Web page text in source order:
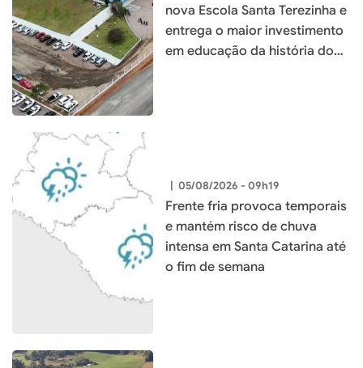
nova Escola Santa Terezinha e
entrega o maior investimento
em educação da história do
| 05/08/2026 - 09h19
Frente fria provoca temporais
e mantém risco de chuva
intensa em Santa Catarina até
o fim de semana